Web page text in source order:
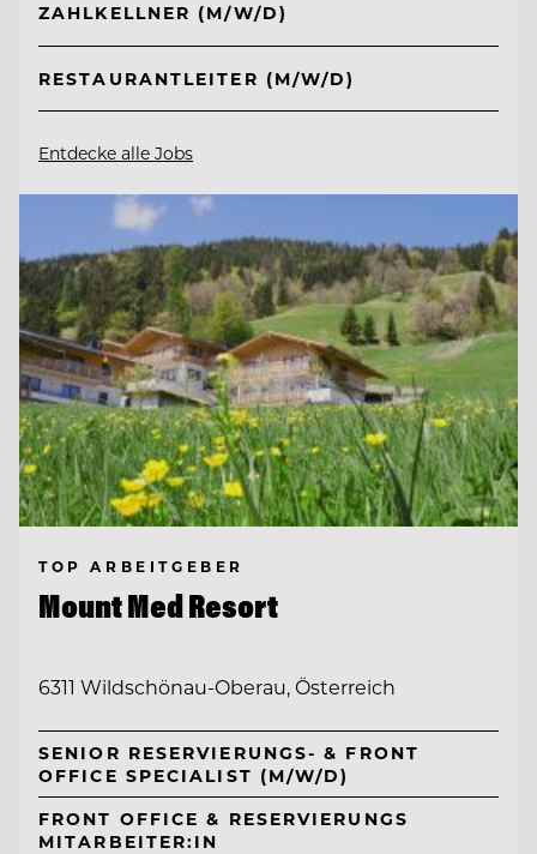
ZAHLKELLNER (M/W/D)
RESTAURANTLEITER (M/W/D)
Entdecke alle Jobs
TOP ARBEITGEBER
Mount Med Resort
6311 Wildschönau-Oberau, Österreich
SENIOR RESERVIERUNGS- & FRONT
OFFICE SPECIALIST (M/W/D)
FRONT OFFICE & RESERVIERUNGS
MITARBEITER:IN